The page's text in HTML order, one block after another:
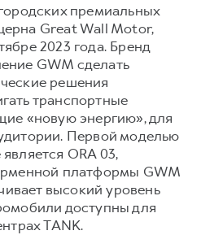
премиальных
Great Wall Motor,
2023 года. Бренд
GWM сделать
решения
транспортные
«новую энергию», для
Первой моделью
ORA 03,
платформы GWM
высокий уровень
доступны для
TANK.